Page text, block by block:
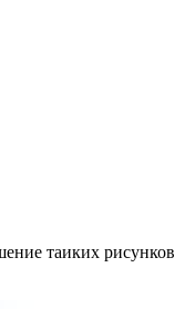
таиких рисунков